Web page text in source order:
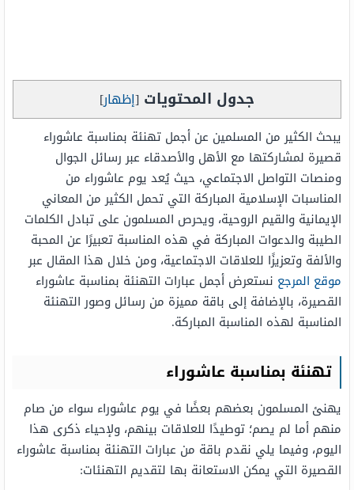
جدول المحتويات [إظهار]
يبحث الكثير من المسلمين عن أجمل تهنئة بمناسبة عاشوراء
قصيرة لمشاركتها مع الأهل والأصدقاء عبر رسائل الجوال
ومنصات التواصل الاجتماعي، حيث يُعد يوم عاشوراء من
المناسبات الإسلامية المباركة التي تحمل الكثير من المعاني
الإيمانية والقيم الروحية، ويحرص المسلمون على تبادل الكلمات
الطيبة والدعوات المباركة في هذه المناسبة تعبيرًا عن المحبة
والألفة وتعزيزًا للعلاقات الاجتماعية، ومن خلال هذا المقال عبر
موقع المرجع نستعرض أجمل عبارات التهنئة بمناسبة عاشوراء
القصيرة، بالإضافة إلى باقة مميزة من رسائل وصور التهنئة
المناسبة لهذه المناسبة المباركة.
تهنئة بمناسبة عاشوراء
يهنئ المسلمون بعضهم بعضًا في يوم عاشوراء سواء من صام
منهم أما لم يصم؛ توطيدًا للعلاقات بينهم، ولإحياء ذكرى هذا
اليوم، وفيما يلي نقدم باقة من عبارات التهنئة بمناسبة عاشوراء
القصيرة التي يمكن الاستعانة بها لتقديم التهنئات: